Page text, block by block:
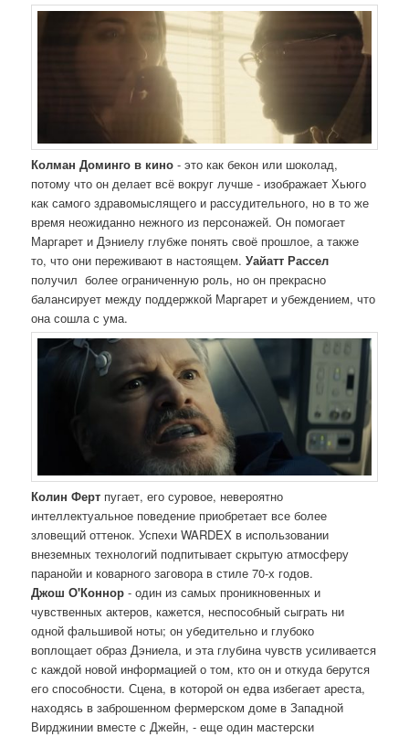
Колман Доминго в кино - это как бекон или шоколад,
потому что он делает всё вокруг лучше - изображает Хьюго
как самого здравомыслящего и рассудительного, но в то же
время неожиданно нежного из персонажей. Он помогает
Маргарет и Дэниелу глубже понять своё прошлое, а также
то, что они переживают в настоящем.Уайатт Рассел
получил более ограниченную роль, но он прекрасно
балансирует между поддержкой Маргарет и убеждением, что
она сошла с ума.
Колин Ферт пугает, его суровое, невероятно
интеллектуальное поведение приобретает все более
зловещий оттенок. Успехи WARDEX в использовании
внеземных технологий подпитывает скрытую атмосферу
паранойи и коварного заговора в стиле 70-х годов.
Джош О'Коннор - один из самых проникновенных и
чувственных актеров, кажется, неспособный сыграть ни
одной фальшивой ноты; он убедительно и глубоко
воплощает образ Дэниела, и эта глубина чувств усиливается
с каждой новой информацией о том, кто он и откуда берутся
его способности. Сцена, в которой он едва избегает ареста,
находясь в заброшенном фермерском доме в Западной
Вирджинии вместе с Джейн, - еще один мастерски